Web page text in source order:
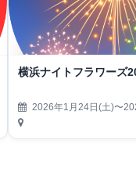
横浜ナイトフラワーズ
2026年1月24日(土)〜